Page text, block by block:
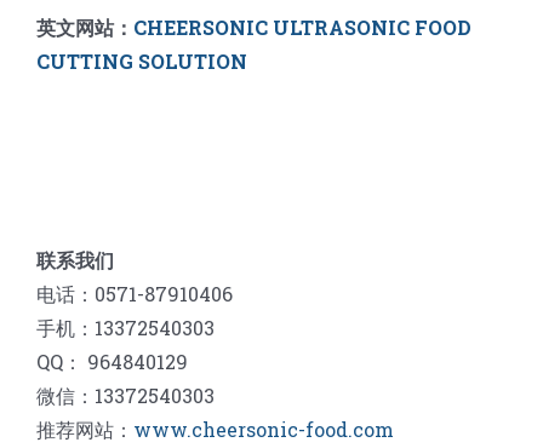
英文网站： CHEERSONIC ULTRASONIC FOOD
CUTTING SOLUTION
联系我们
电话：0571-87910406
手机：13372540303
QQ： 964840129
微信：13372540303
推荐网站： www.cheersonic-food.com